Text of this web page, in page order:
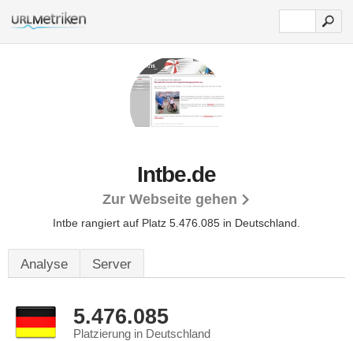
Intbe.de
Zur Webseite gehen
Intbe rangiert auf Platz 5.476.085 in Deutschland.
Analyse Server
5.476.085
Platzierung in Deutschland